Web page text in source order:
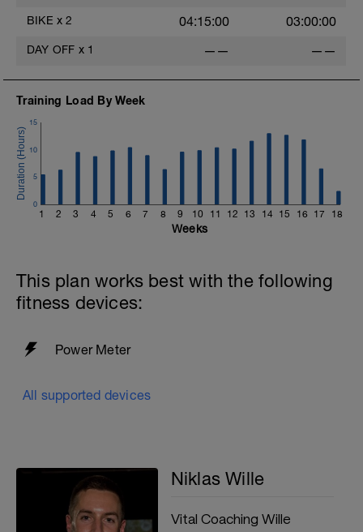
BIKE x 2 04:15:00 03:00:00
DAY OFF x 1 —— ——
Training Load By Week
1 2 3 4 5 6 7 8 9 10 11 12 13 14 15 16 17 18
0
5
10
15
Weeks
This plan works best with the following
fitness devices:
Power Meter
All supported devices
Niklas Wille
Vital Coaching Wille